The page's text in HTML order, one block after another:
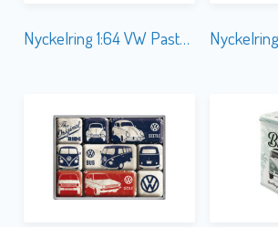
Nyckelring 1:64 VW Pastell Ivory Door-67